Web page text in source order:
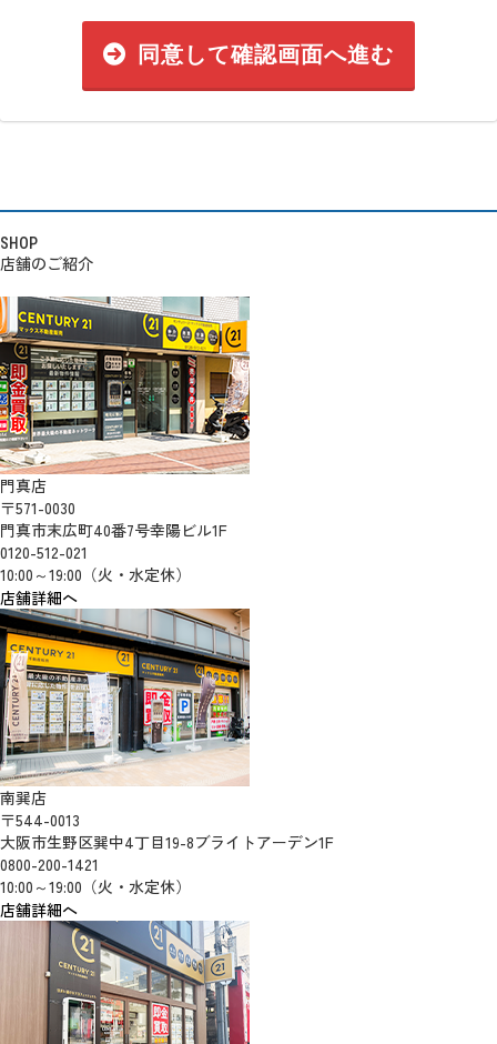
同意して確認画面へ進む
SHOP
店舗のご紹介
門真店
〒571-0030
門真市末広町40番7号幸陽ビル1F
0120-512-021
10:00～19:00（火・水定休）
店舗詳細へ
南巽店
〒544-0013
大阪市生野区巽中4丁目19-8ブライトアーデン1F
0800-200-1421
10:00～19:00（火・水定休）
店舗詳細へ